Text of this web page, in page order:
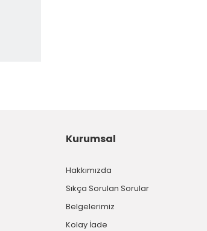
Kurumsal
Hakkımızda
Sıkça Sorulan Sorular
Belgelerimiz
Kolay İade